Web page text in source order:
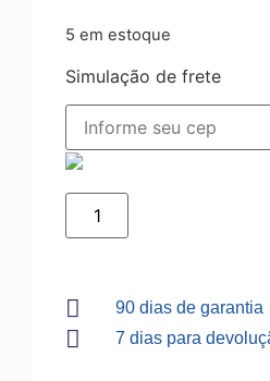
5 em estoque
Simulação de frete
90 dias de garantia
7 dias para